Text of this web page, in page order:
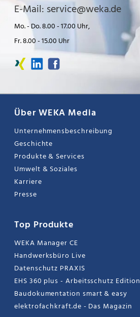
Über WEKA Media
Unternehmensbeschreibung
Geschichte
Produkte & Services
Umwelt & Soziales
Karriere
Presse
Top Produkte
WEKA Manager CE
Handwerksbüro Live
Datenschutz PRAXIS
EHS 360 plus - Arbeitsschutz Edition
Baudokumentation smart & easy
elektrofachkraft.de - Das Magazin
E-Mail: service@weka.de
Mo. - Do. 8.00 - 17.00 Uhr,
Fr. 8.00 - 15.00 Uhr